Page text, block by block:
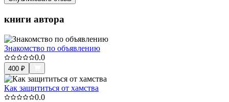
книги автора
Знакомство по объявлению
0.0
400 ₽
Как защититься от хамства
0.0